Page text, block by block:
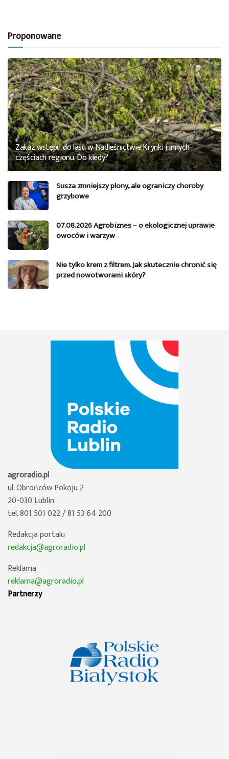
Proponowane
Zakaz wstępu do lasu w Nadleśnictwie Krynki i innych
częściach regionu. Do kiedy?
Susza zmniejszy plony, ale ograniczy choroby
grzybowe
07.08.2026 Agrobiznes – o ekologicznej uprawie
owoców i warzyw
Nie tylko krem z filtrem. Jak skutecznie chronić się
przed nowotworami skóry?
agroradio.pl
ul. Obrońców Pokoju 2
20-030 Lublin
tel. 801 501 022 / 81 53 64 200
Redakcja portalu
redakcja@agroradio.pl
Reklama
reklama@agroradio.pl
Partnerzy